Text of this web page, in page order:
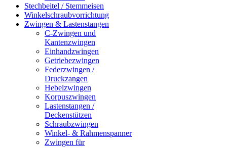
Stechbeitel / Stemmeisen
Winkelschraubvorrichtung
Zwingen & Lastenstangen
C-Zwingen und
Kantenzwingen
Einhandzwingen
Getriebezwingen
Federzwingen /
Druckzangen
Hebelzwingen
Korpuszwingen
Lastenstangen /
Deckenstützen
Schraubzwingen
Winkel- & Rahmenspanner
Zwingen für